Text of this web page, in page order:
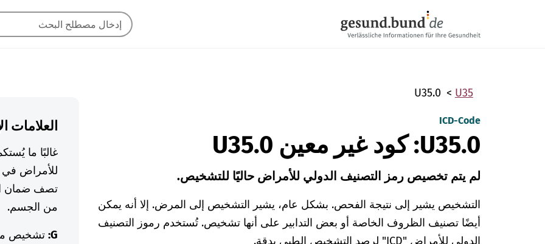
U35
U35.0
ICD-Code
U35.0: كود غير معين U35.0
لم يتم تخصيص رمز التصنيف الدولي للأمراض حاليًا للتشخيص.
التشخيص يشير إلى نتيجة الفحص. بشكل عام، يشير التشخيص إلى المرض. إلا أنه يمكن
أيضًا تصنيف الظروف الخاصة أو بعض التدابير على أنها تشخيص. تُستخدم رموز التصنيف
الدولي للأمراض "ICD" لرصد التشخيص الطبي بدقة.
العلامات
غالبًا ما
للأمراض في
تصف ضمان
من الجسم.
G: تشخيص